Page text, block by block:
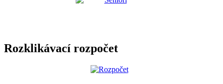
Rozklikávací rozpočet